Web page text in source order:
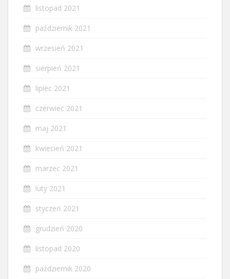
listopad 2021
październik 2021
wrzesień 2021
sierpień 2021
lipiec 2021
czerwiec 2021
maj 2021
kwiecień 2021
marzec 2021
luty 2021
styczeń 2021
grudzień 2020
listopad 2020
październik 2020